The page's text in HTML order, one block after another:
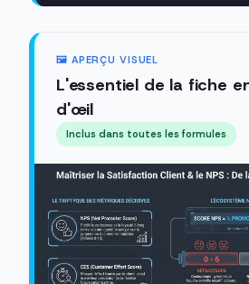
🖼️ APERÇU VISUEL
L'essentiel de la fiche
d'œil
Inclus dans toutes les formules